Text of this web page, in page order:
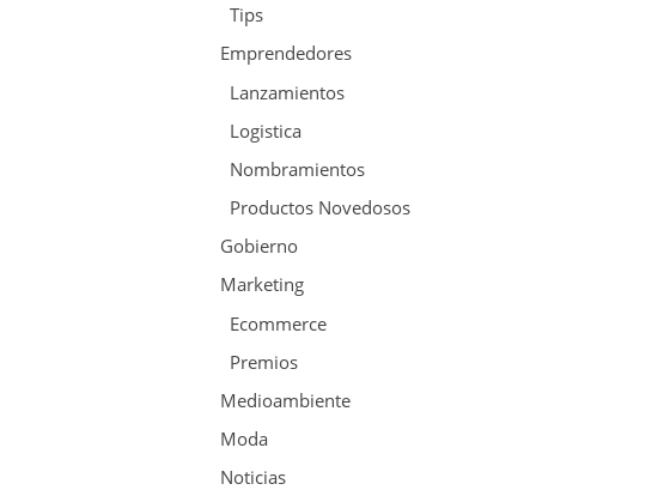
Tips
Emprendedores
Lanzamientos
Logistica
Nombramientos
Productos Novedosos
Gobierno
Marketing
Ecommerce
Premios
Medioambiente
Moda
Noticias